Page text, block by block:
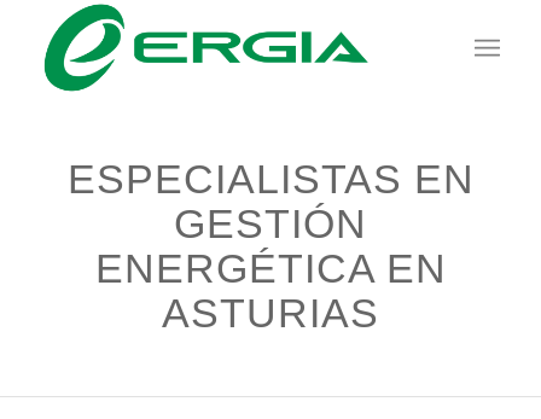
ESPECIALISTAS EN
GESTIÓN
ENERGÉTICA EN
ASTURIAS